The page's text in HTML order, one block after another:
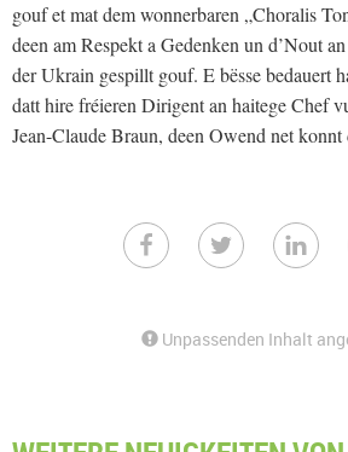
gouf et mat dem wonnerbaren „Choralis
deen am Respekt a Gedenken un d’Nout
der Ukrain gespillt gouf. E bësse bedauert
datt hire fréieren Dirigent an haitege Chef
Jean-Claude Braun, deen Owend net konnt
Unpassenden Inhalt